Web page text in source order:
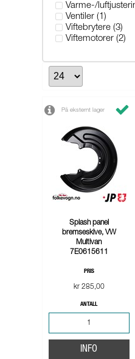
Varme-/
Ventiler (1)
Viftebrytere (3)
Viftemotorer (2)
På eksternt lager
Splash panel
bremseskive, VW
Multivan
7E0615611
PRIS
kr 285,00
ANTALL
INFO